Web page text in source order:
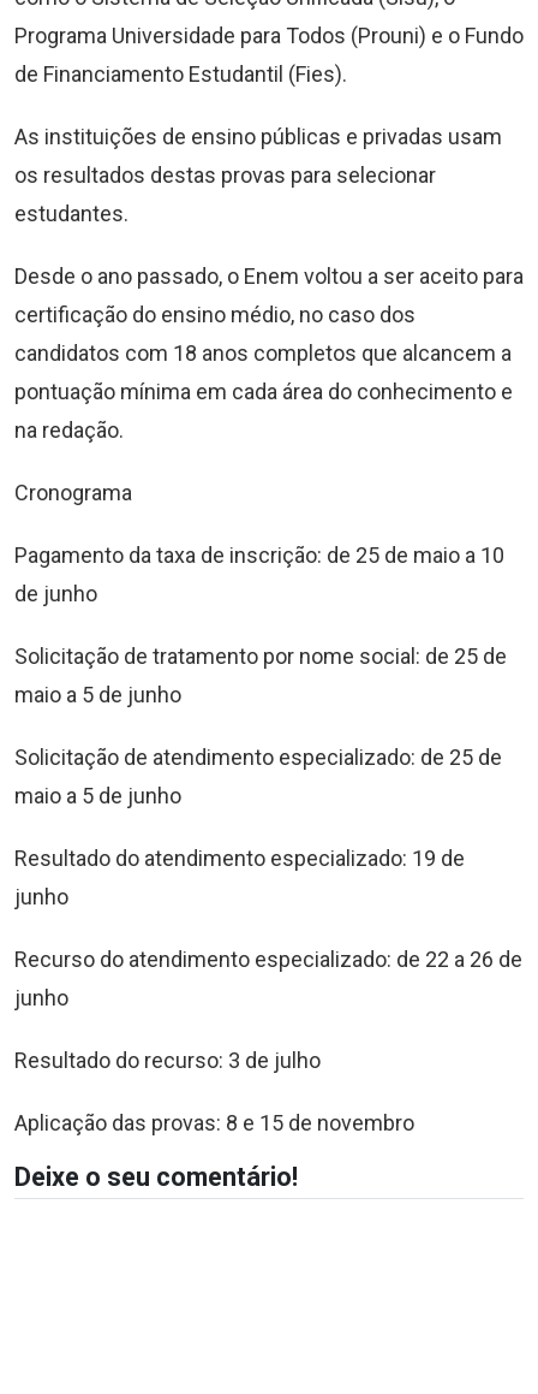
Programa Universidade para Todos (Prouni) e o Fundo
de Financiamento Estudantil (Fies).
As instituições de ensino públicas e privadas usam
os resultados destas provas para selecionar
estudantes.
Desde o ano passado, o Enem voltou a ser aceito para
certificação do ensino médio, no caso dos
candidatos com 18 anos completos que alcancem a
pontuação mínima em cada área do conhecimento e
na redação.
Cronograma
Pagamento da taxa de inscrição: de 25 de maio a 10
de junho
Solicitação de tratamento por nome social: de 25 de
maio a 5 de junho
Solicitação de atendimento especializado: de 25 de
maio a 5 de junho
Resultado do atendimento especializado: 19 de
junho
Recurso do atendimento especializado: de 22 a 26 de
junho
Resultado do recurso: 3 de julho
Aplicação das provas: 8 e 15 de novembro
Deixe o seu comentário!